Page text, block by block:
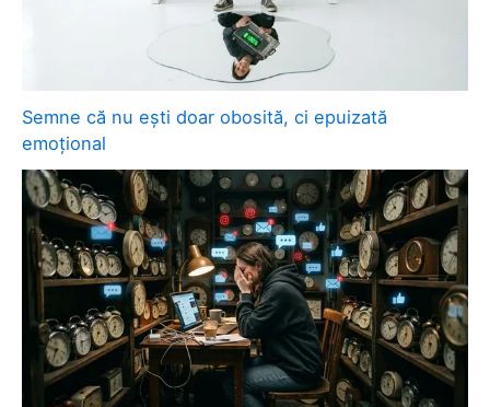
Semne că nu ești doar obosită, ci epuizată
emoțional